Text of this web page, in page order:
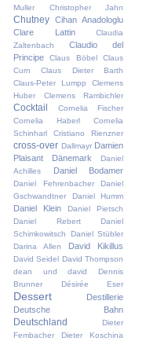
Muller
Christopher Jahn
Chutney Cihan Anadologlu
Clare Lattin
Claudia
Zaltenbach
Claudio del
Principe
Claus Böbel
Claus
Curn
Claus Dieter Barth
Claus-Peter Lumpp
Clemens
Huber
Clemens Rambichler
Cocktail
Cornelia Fischer
Cornelia Haberl
Cornelia
Schinharl
Cristiano Rienzner
cross-over Dallmayr Damien
Plaisant
Dänemark
Daniel
Achilles
Daniel Bodamer
Daniel Fehrenbacher
Daniel
Gschwandtner
Daniel Humm
Daniel Klein
Daniel Pietsch
Daniel Rebert
Daniel
Schimkowitsch
Daniel Stübler
Darina Allen
David Kikillus
David Seidel David Thompson
dean und david
Dennis
Brunner
Désirée Eser
Dessert
Destillerie
Deutsche Bahn
Deutschland
Dieter
Fembacher
Dieter Koschina